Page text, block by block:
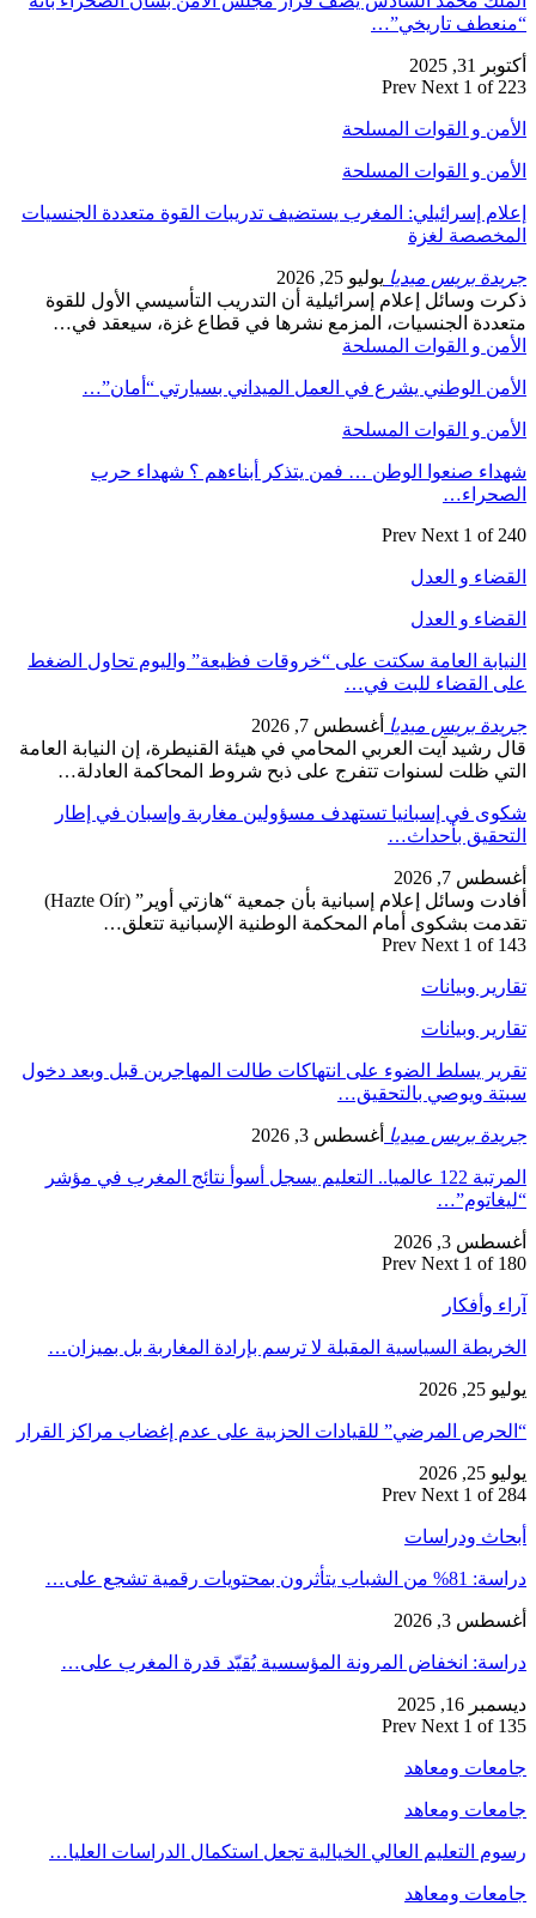
“منعطف تاريخي”…
أكتوبر 31, 2025
Prev Next 1 of 223
الأمن و القوات المسلحة
الأمن و القوات المسلحة
إعلام إسرائيلي: المغرب يستضيف تدريبات القوة متعددة الجنسيات
المخصصة لغزة
جريدة بريس ميديا يوليو 25, 2026
ذكرت وسائل إعلام إسرائيلية أن التدريب التأسيسي الأول للقوة
متعددة الجنسيات، المزمع نشرها في قطاع غزة، سيعقد في…
الأمن و القوات المسلحة
الأمن الوطني يشرع في العمل الميداني بسيارتي “أمان”…
الأمن و القوات المسلحة
شهداء صنعوا الوطن … فمن يتذكر أبناءهم ؟ شهداء حرب
الصحراء…
Prev Next 1 of 240
القضاء و العدل
القضاء و العدل
النيابة العامة سكتت على “خروقات فظيعة” واليوم تحاول الضغط
على القضاء للبت في…
جريدة بريس ميديا أغسطس 7, 2026
قال رشيد آيت العربي المحامي في هيئة القنيطرة، إن النيابة العامة
التي ظلت لسنوات تتفرج على ذبح شروط المحاكمة العادلة…
شكوى في إسبانيا تستهدف مسؤولين مغاربة وإسبان في إطار
التحقيق بأحداث…
أغسطس 7, 2026
أفادت وسائل إعلام إسبانية بأن جمعية “هازتي أوير” (Hazte Oír)
تقدمت بشكوى أمام المحكمة الوطنية الإسبانية تتعلق…
Prev Next 1 of 143
تقارير وبيانات
تقارير وبيانات
تقرير يسلط الضوء على انتهاكات طالت المهاجرين قبل وبعد دخول
سبتة ويوصي بالتحقيق…
جريدة بريس ميديا أغسطس 3, 2026
المرتبة 122 عالميا.. التعليم يسجل أسوأ نتائج المغرب في مؤشر
“ليغاتوم”…
أغسطس 3, 2026
Prev Next 1 of 180
آراء وأفكار
الخريطة السياسية المقبلة لا ترسم بإرادة المغاربة بل بميزان…
يوليو 25, 2026
“الحرص المرضي” للقيادات الحزبية على عدم إغضاب مراكز القرار
يوليو 25, 2026
Prev Next 1 of 284
أبحاث ودراسات
دراسة: 81% من الشباب يتأثرون بمحتويات رقمية تشجع على…
أغسطس 3, 2026
دراسة: انخفاض المرونة المؤسسية يُقيّد قدرة المغرب على…
ديسمبر 16, 2025
Prev Next 1 of 135
جامعات ومعاهد
جامعات ومعاهد
رسوم التعليم العالي الخيالية تجعل استكمال الدراسات العليا…
جامعات ومعاهد